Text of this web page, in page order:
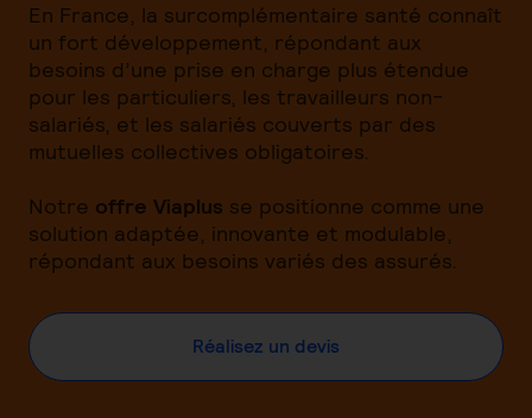
En France, la surcomplémentaire santé connaît
un fort développement, répondant aux
besoins d’une prise en charge plus étendue
pour les particuliers, les travailleurs non-
salariés, et les salariés couverts par des
mutuelles collectives obligatoires.
Notre offre Viaplus se positionne comme une
solution adaptée, innovante et modulable,
répondant aux besoins variés des assurés.
Réalisez un devis